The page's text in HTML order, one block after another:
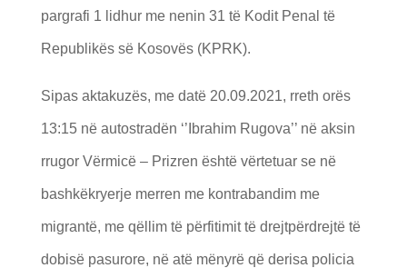
pargrafi 1 lidhur me nenin 31 të Kodit Penal të
Republikës së Kosovës (KPRK).
Sipas aktakuzës, me datë 20.09.2021, rreth orës
13:15 në autostradën ‘’Ibrahim Rugova’’ në aksin
rrugor Vërmicë – Prizren është vërtetuar se në
bashkëkryerje merren me kontrabandim me
migrantë, me qëllim të përfitimit të drejtpërdrejtë të
dobisë pasurore, në atë mënyrë që derisa policia